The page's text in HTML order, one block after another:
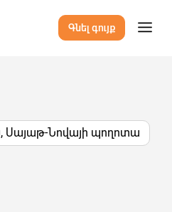
Գնել գույք
Սայաթ-Նովայի պողոտա